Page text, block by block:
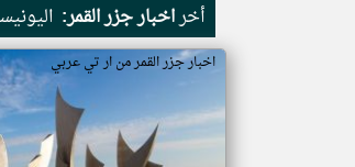
أخراخبار جزر القمر:
اخبار جزر القمر من ار تي عربي